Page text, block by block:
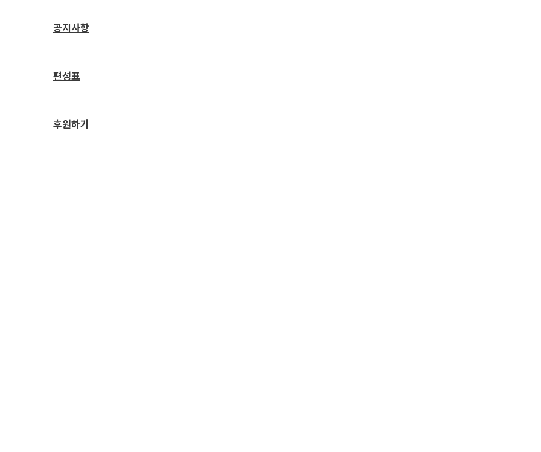
공지사항
편성표
후원하기